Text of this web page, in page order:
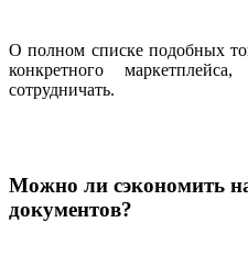
О полном списке подобных
конкретного
сотрудничать.
Можно ли сэкономить
документов?